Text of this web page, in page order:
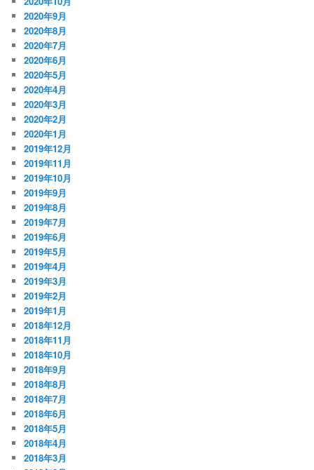
2020年9月
2020年8月
2020年7月
2020年6月
2020年5月
2020年4月
2020年3月
2020年2月
2020年1月
2019年12月
2019年11月
2019年10月
2019年9月
2019年8月
2019年7月
2019年6月
2019年5月
2019年4月
2019年3月
2019年2月
2019年1月
2018年12月
2018年11月
2018年10月
2018年9月
2018年8月
2018年7月
2018年6月
2018年5月
2018年4月
2018年3月